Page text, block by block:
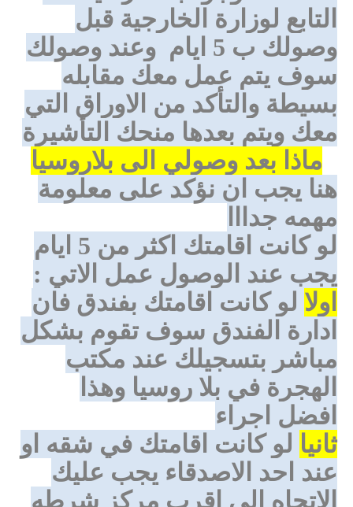
التابع لوزارة الخارجية قبل
وصولك ب 5 ايام
وعند وصولك
سوف يتم عمل معك مقابله
بسيطة والتأكد من الاوراق التي
معك ويتم بعدها منحك التأشيرة
ماذا بعد وصولي الى بلاروسيا
هنا يجب ان نؤكد على معلومة
مهمه جدااا
لو كانت اقامتك اكثر من 5 ايام
يجب عند الوصول عمل الاتي :
اولا لو كانت اقامتك بفندق فان
ادارة الفندق سوف تقوم بشكل
مباشر بتسجيلك عند مكتب
الهجرة في بلا روسيا وهذا
افضل اجراء
ثانيا لو كانت اقامتك في شقه او
عند احد الاصدقاء يجب عليك
الاتجاه الى اقرب مركز شرطه